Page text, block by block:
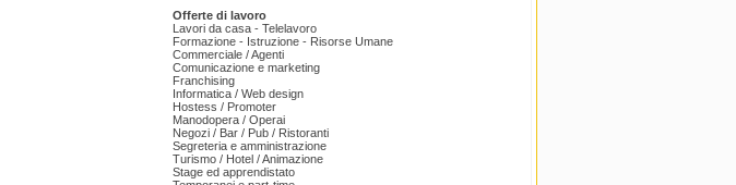
Offerte di lavoro
Lavori da casa - Telelavoro
Formazione - Istruzione - Risorse Umane
Commerciale / Agenti
Comunicazione e marketing
Franchising
Informatica / Web design
Hostess / Promoter
Manodopera / Operai
Negozi / Bar / Pub / Ristoranti
Segreteria e amministrazione
Turismo / Hotel / Animazione
Stage ed apprendistato